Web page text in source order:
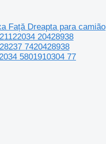
Față Dreapta para camião
20428938
7420428938
5801910304 77